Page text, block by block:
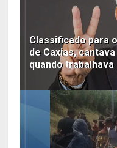
Classificado para
de Caxias,
quando